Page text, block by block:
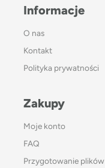
Informacje
O nas
Kontakt
Polityka prywatności
Zakupy
Moje konto
FAQ
Przygotowanie plików